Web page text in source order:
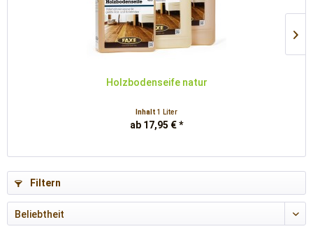
Holzbodenseife natur
Inhalt 1 Liter
ab 17,95 € *
Filtern